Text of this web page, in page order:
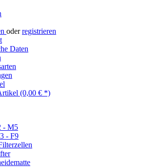
oderregistrieren
Daten
(0,00 € *)
- M5
- F9